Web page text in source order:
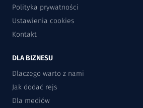
Polityka prywatności
Ustawienia cookies
Kontakt
DLA BIZNESU
Dlaczego warto z nami
Jak dodać rejs
Dla mediów